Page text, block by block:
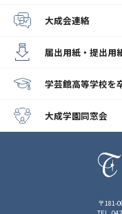
大成会連絡
届出用紙・提出用
学芸館高等学校を
大成学園同窓会
〒181-